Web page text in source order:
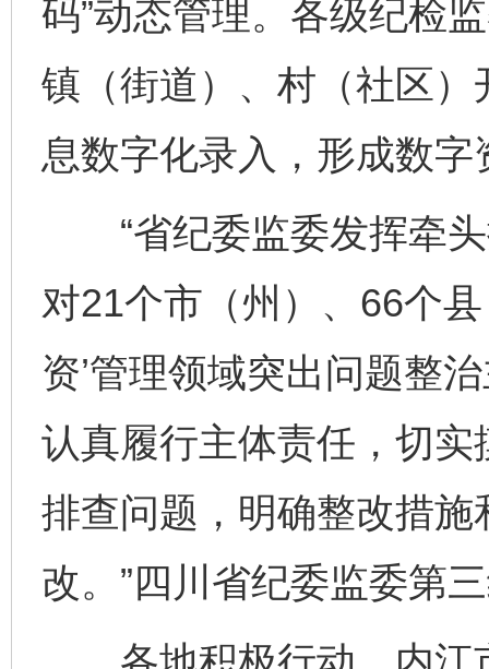
码”动态管理。各级纪检
镇（街道）、村（社区）
息数字化录入，形成数字
“省纪委监委发挥牵头
对21个市（州）、66个
资’管理领域突出问题整
认真履行主体责任，切
排查问题，明确整改措
改。”四川省纪委监委第